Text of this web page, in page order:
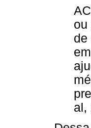
ou
de
al,